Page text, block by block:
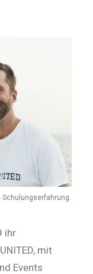
Schulungserfahrung.
ihr
mit
Events